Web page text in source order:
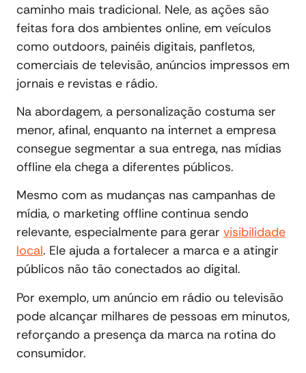
caminho mais tradicional. Nele, as ações são
feitas fora dos ambientes online, em veículos
como outdoors, painéis digitais, panfletos,
comerciais de televisão, anúncios impressos em
jornais e revistas e rádio.
Na abordagem, a personalização costuma ser
menor, afinal, enquanto na internet a empresa
consegue segmentar a sua entrega, nas mídias
offline ela chega a diferentes públicos.
Mesmo com as mudanças nas campanhas de
mídia, o marketing offline continua sendo
relevante, especialmente para gerar visibilidade
local. Ele ajuda a fortalecer a marca e a atingir
públicos não tão conectados ao digital.
Por exemplo, um anúncio em rádio ou televisão
pode alcançar milhares de pessoas em minutos,
reforçando a presença da marca na rotina do
consumidor.